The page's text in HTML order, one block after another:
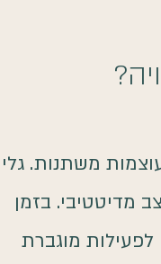
משתנות. גלי
מדיטטיבי. בזמן
מוגברת